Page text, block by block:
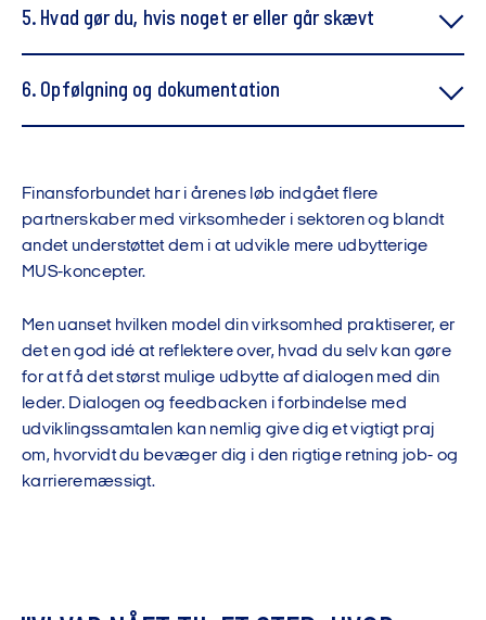
5. Hvad gør du, hvis noget er eller går skævt
6. Opfølgning og dokumentation
Finansforbundet har i årenes løb indgået flere
partnerskaber med virksomheder i sektoren og blandt
andet understøttet dem i at udvikle mere udbytterige
MUS-koncepter.
Men uanset hvilken model din virksomhed praktiserer, er
det en god idé at reflektere over, hvad du selv kan gøre
for at få det størst mulige udbytte af dialogen med din
leder. Dialogen og feedbacken i forbindelse med
udviklingssamtalen kan nemlig give dig et vigtigt praj
om, hvorvidt du bevæger dig i den rigtige retning job- og
karrieremæssigt.